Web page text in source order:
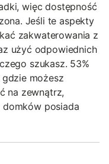
więc dostępność
Jeśli te aspekty
zakwaterowania z
użyć odpowiednich
szukasz. 53%
możesz
na zewnątrz,
domków posiada